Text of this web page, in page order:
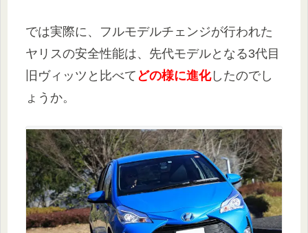
では実際に、フルモデルチェンジが行われた
ヤリスの安全性能は、先代モデルとなる3代目
旧ヴィッツと比べて どの様に進化したのでし
ょうか。